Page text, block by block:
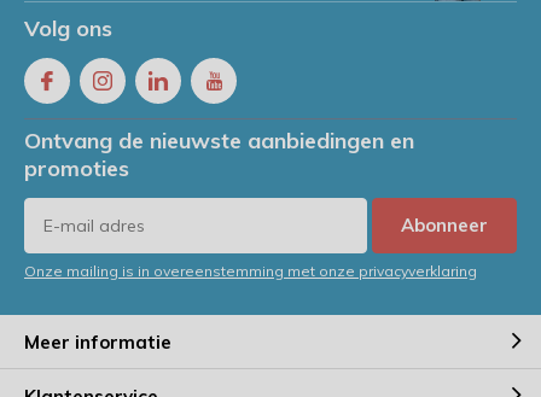
Volg ons
Ontvang de nieuwste aanbiedingen en
promoties
Abonneer
Onze mailing is in overeenstemming met onze privacyverklaring
Meer informatie